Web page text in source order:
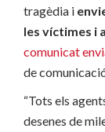
tragèdia i
les víctimes i
comunicat
de
“Tots els
desenes de